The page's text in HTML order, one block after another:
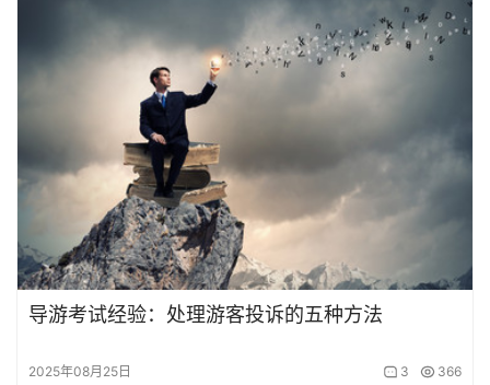
导游考试经验：处理游客投诉的五种方法
2025年08月25日 3 366